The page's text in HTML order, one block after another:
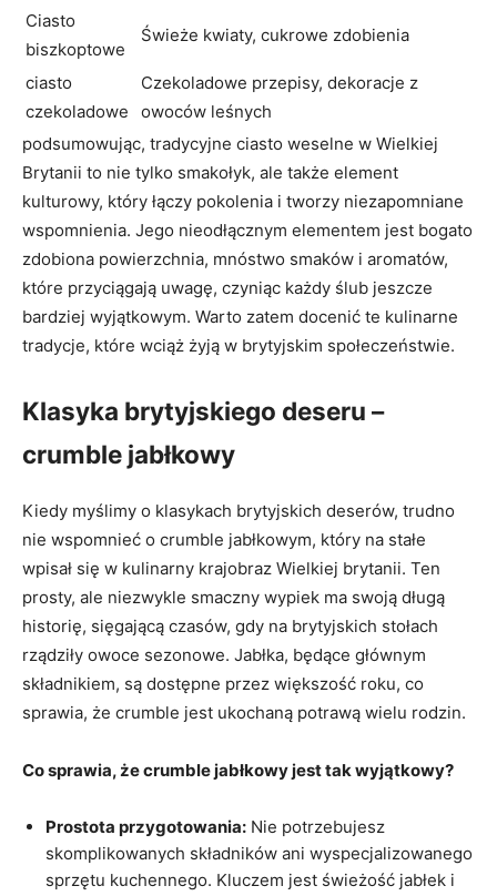
Ciasto
biszkoptowe
Świeże kwiaty, cukrowe zdobienia
ciasto
czekoladowe
Czekoladowe przepisy, dekoracje z
owoców leśnych
podsumowując, tradycyjne ciasto weselne w Wielkiej
Brytanii to nie tylko smakołyk, ale także element
kulturowy, który łączy pokolenia i tworzy niezapomniane
wspomnienia. Jego nieodłącznym elementem jest bogato
zdobiona powierzchnia, mnóstwo smaków i aromatów,
które przyciągają uwagę, czyniąc każdy ślub jeszcze
bardziej wyjątkowym. Warto zatem docenić te kulinarne
tradycje, które wciąż żyją w brytyjskim społeczeństwie.
Klasyka brytyjskiego deseru –
crumble jabłkowy
Kiedy myślimy o klasykach brytyjskich deserów, trudno
nie wspomnieć o crumble jabłkowym, który na stałe
wpisał się w kulinarny krajobraz Wielkiej brytanii. Ten
prosty, ale niezwykle smaczny wypiek ma swoją długą
historię, sięgającą czasów, gdy na brytyjskich stołach
rządziły owoce sezonowe. Jabłka, będące głównym
składnikiem, są dostępne przez większość roku, co
sprawia, że crumble jest ukochaną potrawą wielu rodzin.
Co sprawia, że crumble jabłkowy jest tak wyjątkowy?
Prostota przygotowania: Nie potrzebujesz
skomplikowanych składników ani wyspecjalizowanego
sprzętu kuchennego. Kluczem jest świeżość jabłek i